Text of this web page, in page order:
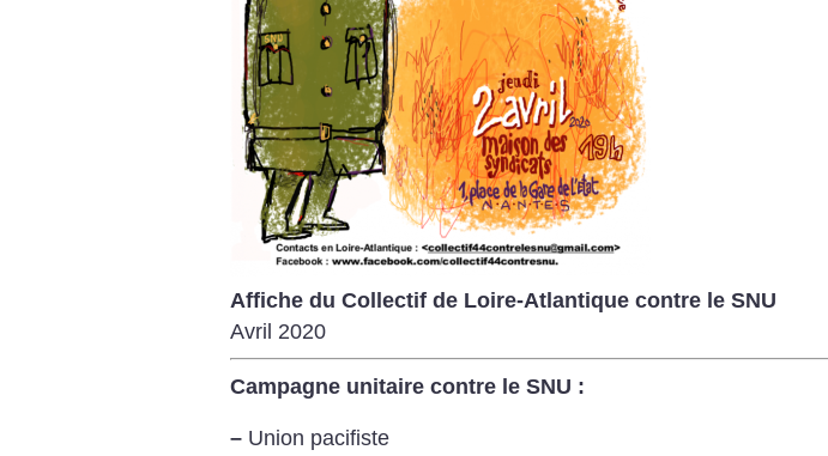
Affiche du Collectif de Loire-Atlantique contre le SNU
Avril 2020
Campagne unitaire contre le SNU :
– Union pacifiste